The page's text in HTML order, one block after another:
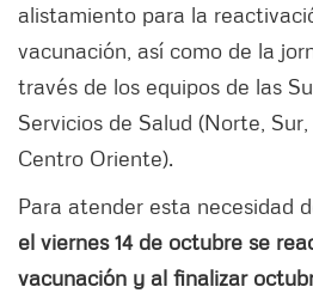
alistamiento para la
vacunación, así como de la
través de los equipos de las
Servicios de Salud (Norte,
Centro Oriente).
Para atender esta necesidad
el viernes 14 de octubre se
vacunación y al finalizar